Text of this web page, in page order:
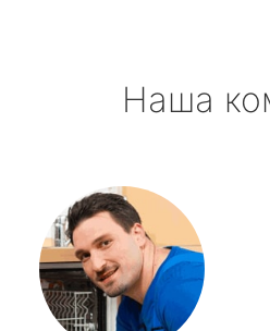
Наша